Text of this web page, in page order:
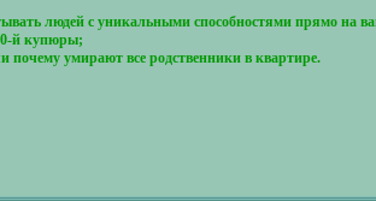
людей с уникальными способностями прямо на
й купюры;
почему умирают все родственники в квартире.